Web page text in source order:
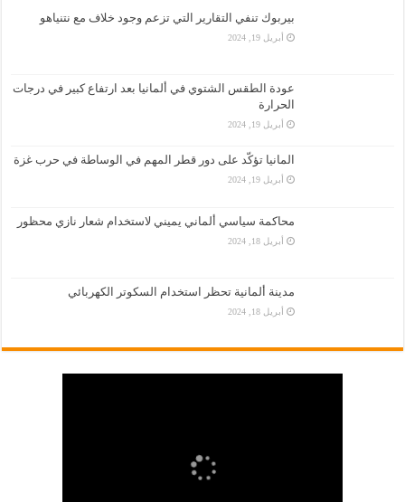
بيربوك تنفي التقارير التي تزعم وجود خلاف مع نتنياهو
أبريل 19, 2024
عودة الطقس الشتوي في ألمانيا بعد ارتفاع كبير في درجات
الحرارة
أبريل 19, 2024
المانيا تؤكّد على دور قطر المهم في الوساطة في حرب غزة
أبريل 19, 2024
محاكمة سياسي ألماني يميني لاستخدام شعار نازي محظور
أبريل 18, 2024
مدينة ألمانية تحظر استخدام السكوتر الكهربائي
أبريل 18, 2024